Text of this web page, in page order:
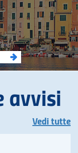
avvisi
Vedi tutte